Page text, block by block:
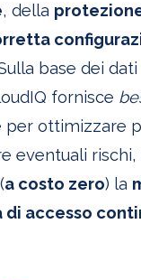
, della
base dei
fornisce
per ottimizzare
eventuali rischi,
a costo zero) la
di accesso